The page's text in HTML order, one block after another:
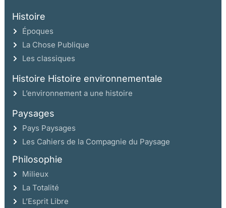
Histoire
Époques
La Chose Publique
Les classiques
Histoire Histoire environnementale
L’environnement a une histoire
Paysages
Pays Paysages
Les Cahiers de la Compagnie du Paysage
Philosophie
Milieux
La Totalité
L’Esprit Libre